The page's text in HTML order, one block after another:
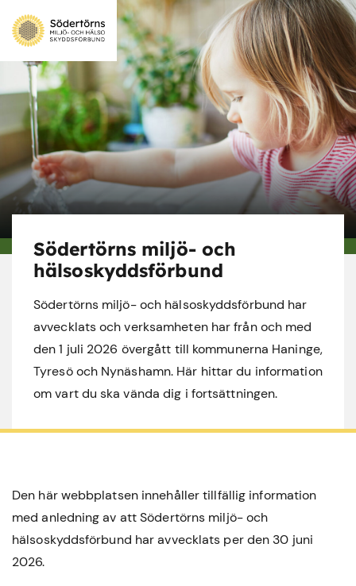
Södertörns miljö- och
hälsoskyddsförbund
Södertörns miljö- och hälsoskyddsförbund har
avvecklats och verksamheten har från och med
den 1 juli 2026 övergått till kommunerna Haninge,
Tyresö och Nynäshamn. Här hittar du information
om vart du ska vända dig i fortsättningen.
Den här webbplatsen innehåller tillfällig information
med anledning av att Södertörns miljö- och
hälsoskyddsförbund har avvecklats per den 30 juni
2026.